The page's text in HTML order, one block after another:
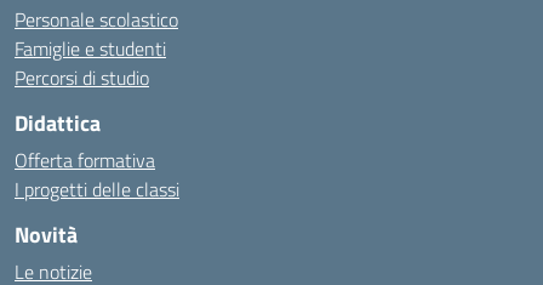
Personale scolastico
Famiglie e studenti
Percorsi di studio
Didattica
Offerta formativa
I progetti delle classi
Novità
Le notizie